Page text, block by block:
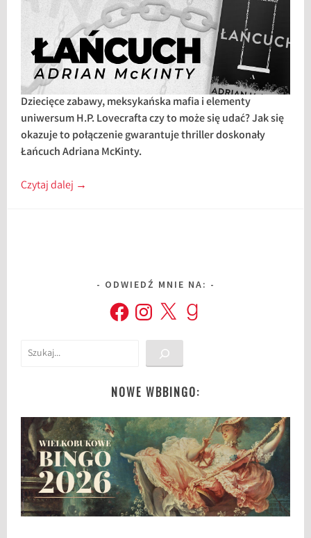
Dziecięce zabawy, meksykańska mafia i elementy
uniwersum H.P. Lovecrafta czy to może się udać? Jak się
okazuje to połączenie gwarantuje thriller doskonały
Łańcuch Adriana McKinty.
Czytaj dalej →
ODWIEDŹ MNIE NA:
FacebookInstagram
X Goodreads
Szukaj
NOWE WBBINGO: